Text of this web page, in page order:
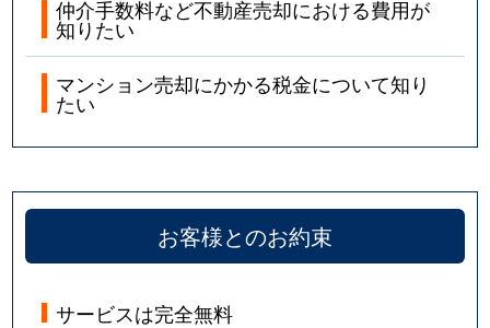
仲介手数料など不動産売却における費用が
知りたい
マンション売却にかかる税金について知り
たい
お客様とのお約束
サービスは完全無料